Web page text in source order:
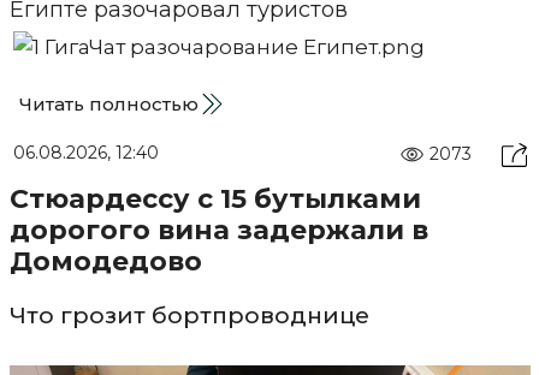
Читать полностью
06.08.2026, 12:40 2073
Стюардессу с 15 бутылками
дорогого вина задержали в
Домодедово
Что грозит бортпроводнице